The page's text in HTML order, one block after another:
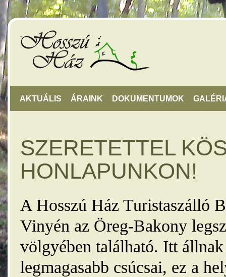
AKTUÁLIS ÁRAINK DOKUMENTUMOK
SZERETETTEL
HONLAPUNKON!
A Hosszú Ház Turistaszálló
Vinyén az Öreg-Bakony
völgyében található. Itt
legmagasabb csúcsai, ez a